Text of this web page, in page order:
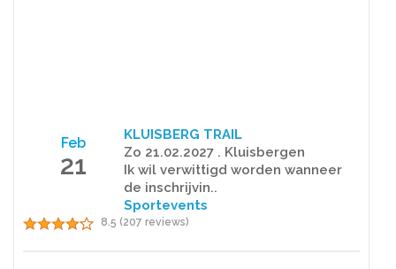
Feb
21
KLUISBERG TRAIL
Zo 21.02.2027 . Kluisbergen
Ik wil verwittigd worden wanneer
de inschrijvin..
Sportevents
8.5 (207 reviews)